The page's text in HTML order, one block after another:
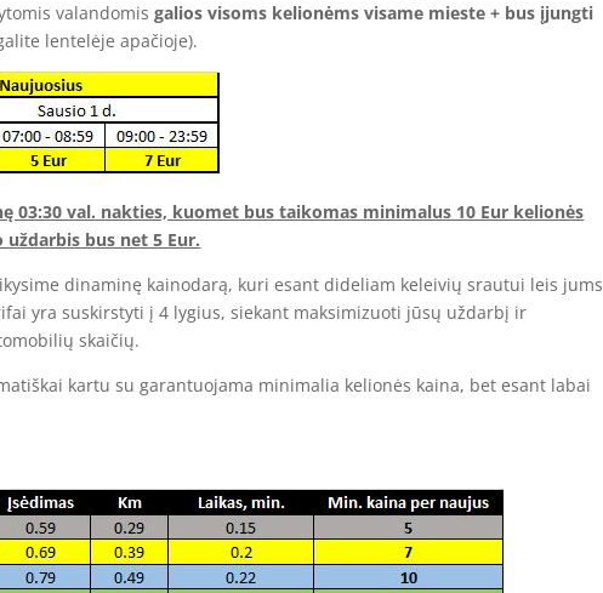
valandomis galios visoms kelionėms visame mieste + bus įjungti
lentelėje apačioje).
03:30 val. nakties, kuomet bus taikomas minimalus 10 Eur kelionės
bus net 5 Eur.
dinaminę kainodarą, kuri esant dideliam keleivių srautui leis jums
yra suskirstyti į 4 lygius, siekant maksimizuoti jūsų uždarbį ir
skaičių.
kartu su garantuojama minimalia kelionės kaina, bet esant labai